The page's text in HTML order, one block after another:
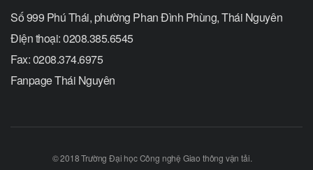
Số 999 Phú Thái, phường Phan Đình Phùng, Thái Nguyên
Điện thoại: 0208.385.6545
Fax: 0208.374.6975
Fanpage Thái Nguyên
© 2018 Trường Đại học Công nghệ Giao thông vận tải.